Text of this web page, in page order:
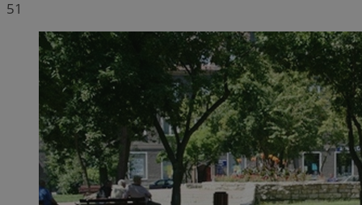
51